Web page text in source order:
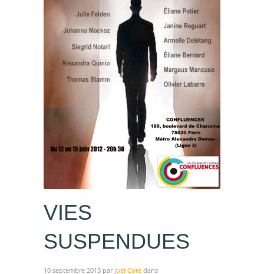
VIES
SUSPENDUES
10 septembre 2013 par Joël Coté dans